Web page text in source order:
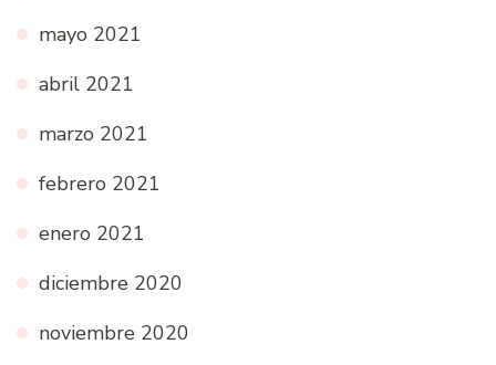
mayo 2021
abril 2021
marzo 2021
febrero 2021
enero 2021
diciembre 2020
noviembre 2020